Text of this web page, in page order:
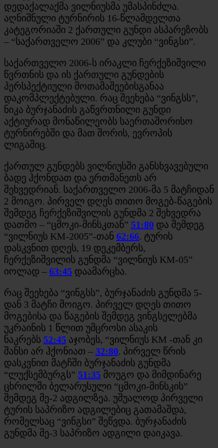
დედაქალაქმა ვილნიუსმა უმასპინძლა.
აღნიშნული ტურნირის 16-წლამდელთა
კატეგორიაში 2 ქართული გუნდი ასპარეზობს
– “საქართველო 2006” და კლუბი “ვინგსი”.
საქართველო 2006-ს ირაკლი ჩერქეზიშვილი
წვრთნის და ის ქართული გუნდების
პერსპექტიული მოთამაშეებისგანაა
დაკომპლექტებული. რაც შეეხება “ვინგსს”,
ნიკა ბურჯანაძის გაწვრთნილი გუნდი
აქტიურად მონაწილეობს საერთაშორისო
ტურნირებში და მათ შორის, ევროპის
ლიგაშიც.
ქართულ გუნდებს ვილნიუსში განსხვავებული
ბადე ჰქონდათ და ერთმანეთს არ
შეხვედრიან. საქართველო 2006-მა 5 მატჩიდან
2 მოიგო. პირველ დღეს თითო მოგებ-წაგების
შემდეგ ჩერქეზიშვილის გუნდმა 2 შეხვედრა
დათმო – “ცმოკი-მინსკთან” 51:80 და შემდეგ
“ვილნიუს KM-2005”-თან 62:66. ტურის
დასკვნით დღეს, 19 დეკემბერს,
ჩერქეზიშვილის გუნდმა “ვილნიუს KM-05”
იოლად – 63:45 დაამარცხა.
რაც შეეხება “ვინგსს”, ბურჯანაძის გუნდმა 5-
დან 3 მატჩი მოიგო. პირველ დღეს თითო
მოგებისა და წაგების შემდეგ ვინგსელებმა
უკრაინის 1 წლით უმცროსი ასაკის
ნაკრებს 52:45 აჯობეს, “ვილნიუს KM -თან კი
შანსი არ ჰქონიათ – 32:80. პირველ წრის
დასკვნით მატჩში ბურჯანაძის გუნდმა
“ლუქსემბურგს” 51:35 მოუგო და მიმდინარე
ცხრილში ბელარუსული “ცმოკი-მინსკის”
შემდეგ მე-2 ადგილზეა. უშუალოდ პირველი
ტურის საპრიზო ადგილებიც გათამაშდა,
რომელსაც “ვინგსი” შეწვდა. ბურჯანაძის
გუნდმა მე-3 საპრიზო ადგილი დაიკავა.